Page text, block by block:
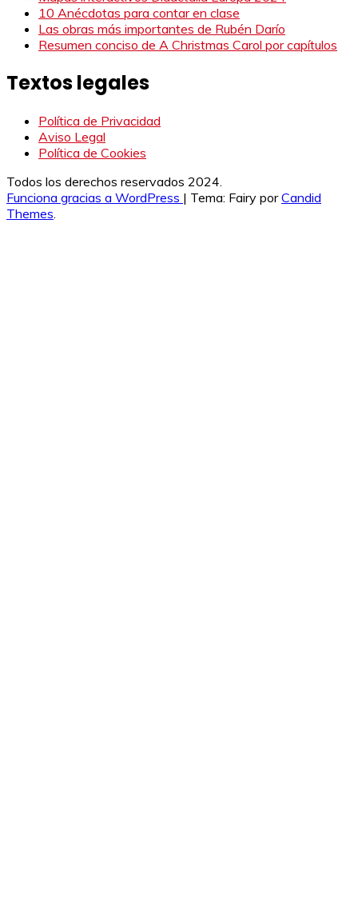
10 Anécdotas para contar en clase
Las obras más importantes de Rubén Darío
Resumen conciso de A Christmas Carol por capítulos
Textos legales
Política de Privacidad
Aviso Legal
Política de Cookies
Todos los derechos reservados 2024.
Funciona gracias a WordPress | Tema: Fairy porCandid
Themes.